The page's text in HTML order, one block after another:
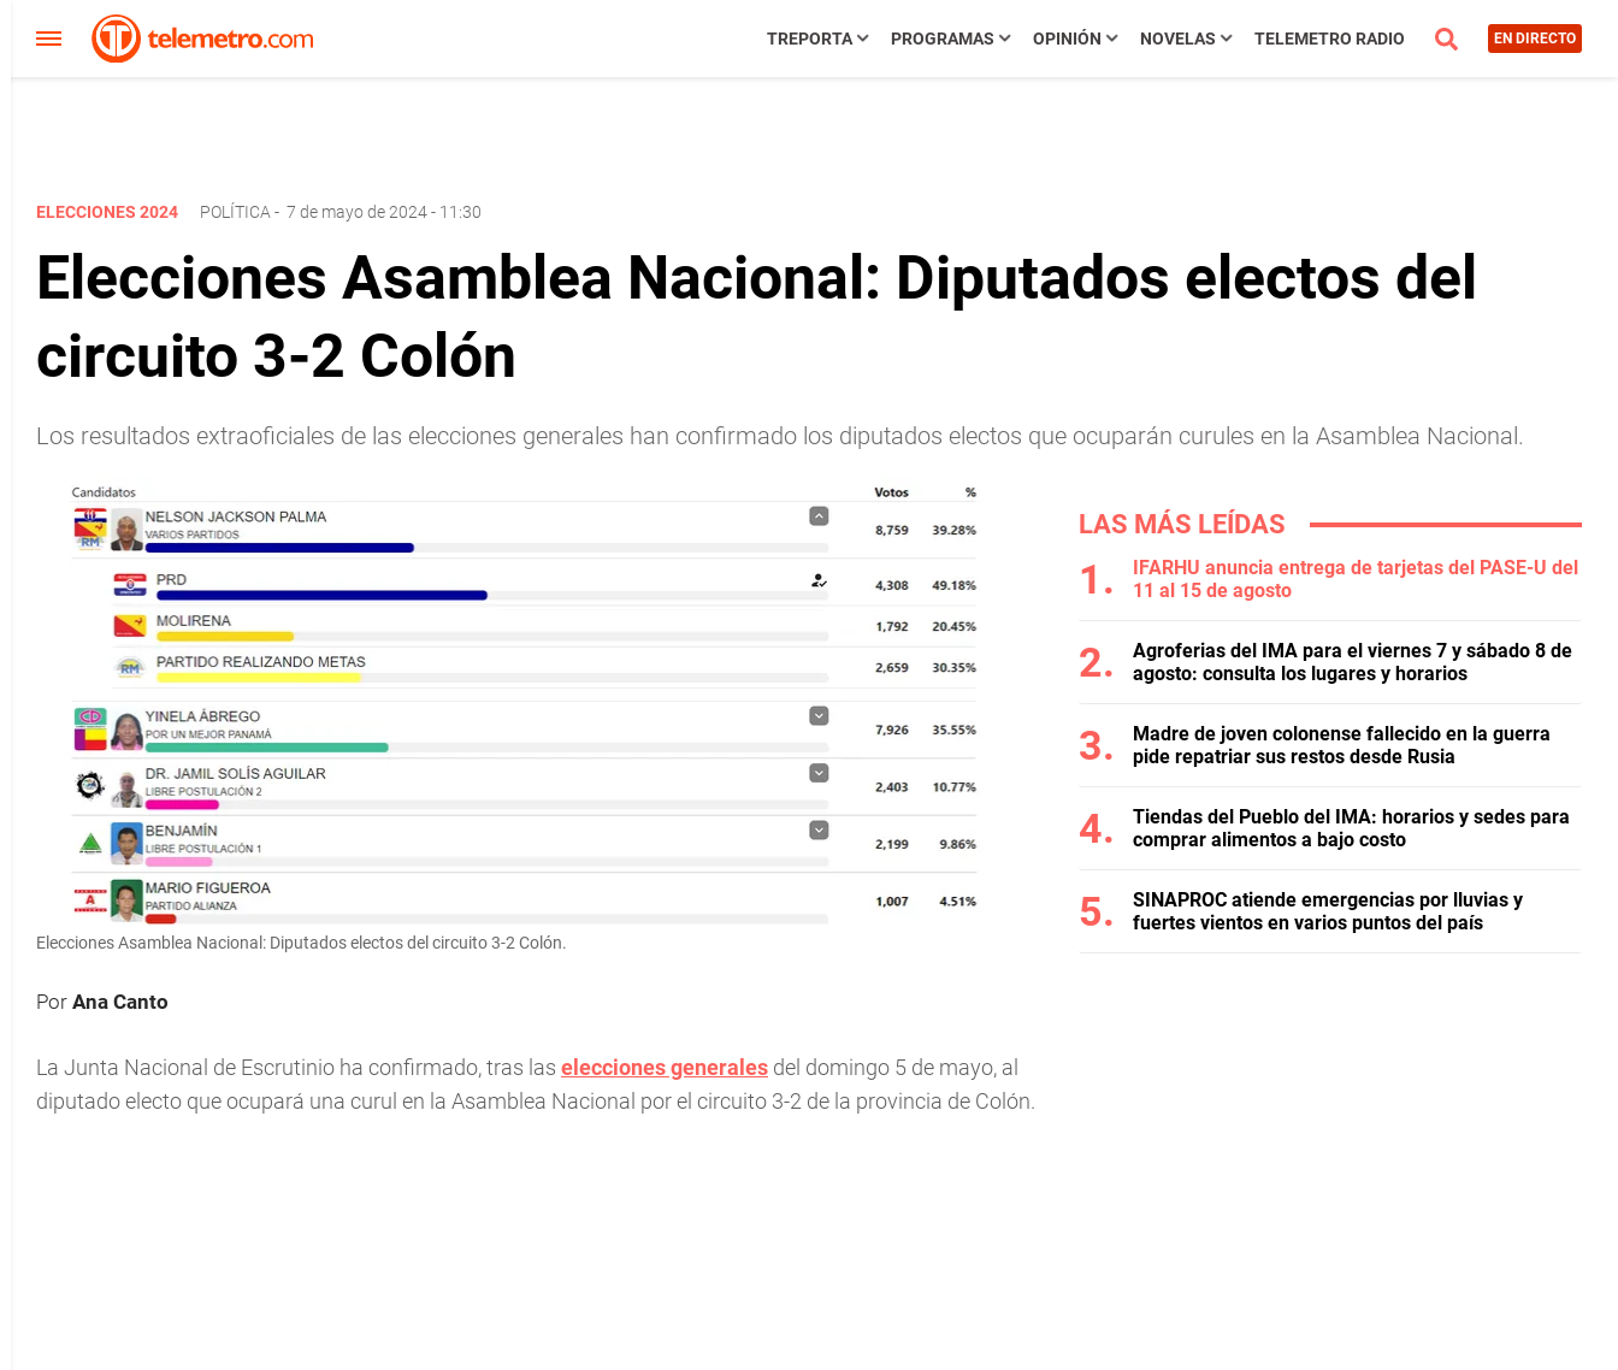
TREPORTA PROGRAMAS OPINIÓN NOVELAS TELEMETRO RADIO EN DIRECTO
ELECCIONES 2024 POLÍTICA - 7 de mayo de 2024 - 11:30
Elecciones Asamblea Nacional: Diputados electos del
circuito 3-2 Colón
Los resultados extraoficiales de las elecciones generales han confirmado los diputados electos que ocuparán curules en la Asamblea Nacional.
Elecciones Asamblea Nacional: Diputados electos del circuito 3-2 Colón.
Por Ana Canto
La Junta Nacional de Escrutinio ha confirmado, tras las elecciones generales del domingo 5 de mayo, al
diputado electo que ocupará una curul en la Asamblea Nacional por el circuito 3-2 de la provincia de Colón.
LAS MÁS LEÍDAS
IFARHU anuncia entrega de tarjetas del PASE-U del
11 al 15 de agosto
Agroferias del IMA para el viernes 7 y sábado 8 de
agosto: consulta los lugares y horarios
Madre de joven colonense fallecido en la guerra
pide repatriar sus restos desde Rusia
Tiendas del Pueblo del IMA: horarios y sedes para
comprar alimentos a bajo costo
SINAPROC atiende emergencias por lluvias y
fuertes vientos en varios puntos del país